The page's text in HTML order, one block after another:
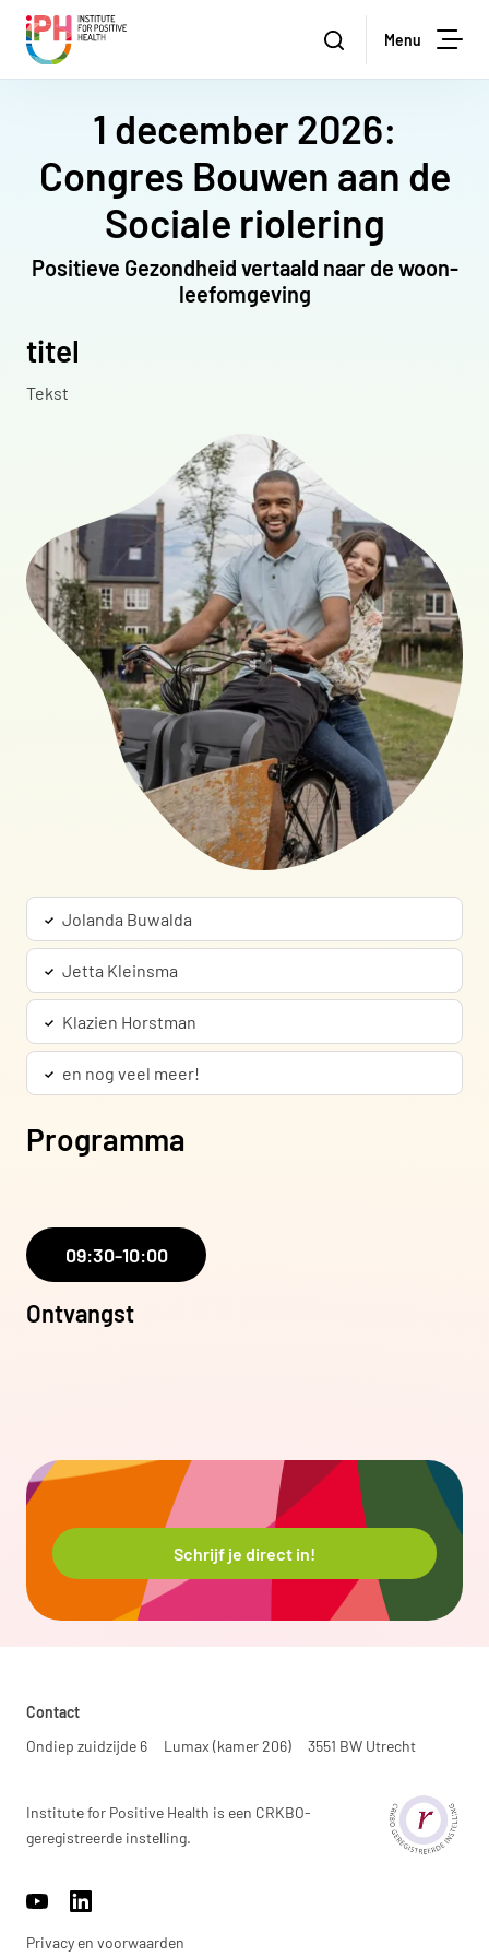
Institute for Positive Health Zoeken
Menu
1 december 2026:
Congres Bouwen aan de
Sociale riolering
Positieve Gezondheid vertaald naar de woon-
leefomgeving
titel
Tekst
Jolanda Buwalda
Jetta Kleinsma
Klazien Horstman
en nog veel meer!
Programma
09:30-10:00
Ontvangst
Schrijf je direct in!
Contact
Ondiep zuidzijde 6
Lumax (kamer 206) 3551 BW Utrecht
Institute for Positive Health is een CRKBO-
geregistreerde instelling.
Privacy en voorwaarden
https://www.youtube.com/channel/